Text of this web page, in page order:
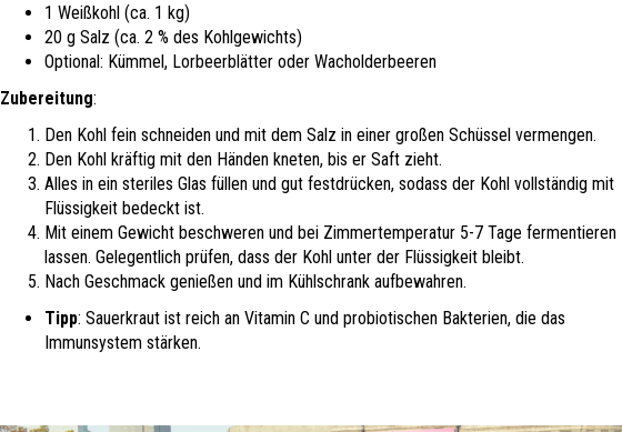
1 Weißkohl (ca. 1 kg)
20 g Salz (ca. 2 % des Kohlgewichts)
Optional: Kümmel, Lorbeerblätter oder Wacholderbeeren
Zubereitung:
Den Kohl fein schneiden und mit dem Salz in einer großen Schüssel vermengen.
Den Kohl kräftig mit den Händen kneten, bis er Saft zieht.
Alles in ein steriles Glas füllen und gut festdrücken, sodass der Kohl vollständig mit
Flüssigkeit bedeckt ist.
Mit einem Gewicht beschweren und bei Zimmertemperatur 5-7 Tage fermentieren
lassen. Gelegentlich prüfen, dass der Kohl unter der Flüssigkeit bleibt.
Nach Geschmack genießen und im Kühlschrank aufbewahren.
Tipp: Sauerkraut ist reich an Vitamin C und probiotischen Bakterien, die das
Immunsystem stärken.